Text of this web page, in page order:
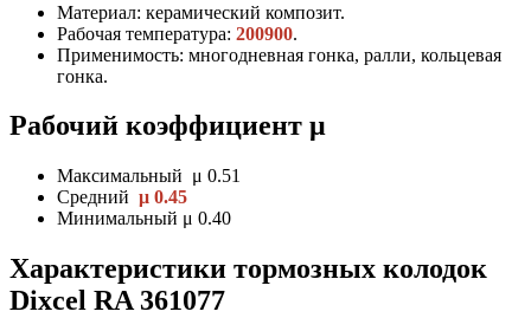
Материал: керамический композит.
Рабочая температура: 200900.
Применимость: многодневная гонка, ралли, кольцевая
гонка.
Рабочий коэффициент μ
Максимальный μ 0.51
Средний μ 0.45
Минимальный μ 0.40
Характеристики тормозных колодок
Dixcel RA 361077